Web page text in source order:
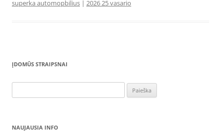
superka automopbilius | 2026 25 vasario
ĮDOMŪS STRAIPSNAI
NAUJAUSIA INFO